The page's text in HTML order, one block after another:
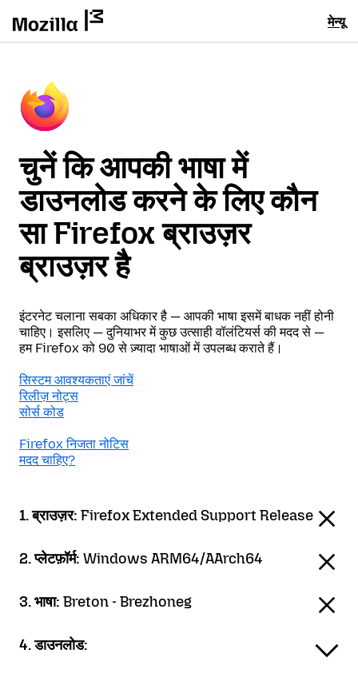
मेन्यू
चुनें कि आपकी भाषा में
डाउनलोड करने के लिए कौन
सा Firefox ब्राउज़र
ब्राउज़र है
इंटरनेट चलाना सबका अधिकार है — आपकी भाषा इसमें बाधक नहीं होनी
चाहिए। इसलिए — दुनियाभर में कुछ उत्साही वॉलंटियर्स की मदद से —
हम Firefox को 90 से ज़्यादा भाषाओं में उपलब्ध कराते हैं।
सिस्टम आवश्यकताएं जांचें
रिलीज़ नोट्स
सोर्स कोड
Firefox निजता नोटिस
मदद चाहिए?
1. ब्राउज़र: Firefox Extended Support Release
2. प्लेटफ़ॉर्म: Windows ARM64/AArch64
3. भाषा: Breton - Brezhoneg
4. डाउनलोड: